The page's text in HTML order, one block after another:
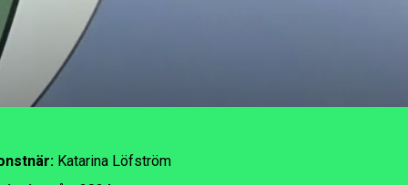
Katarina Löfström